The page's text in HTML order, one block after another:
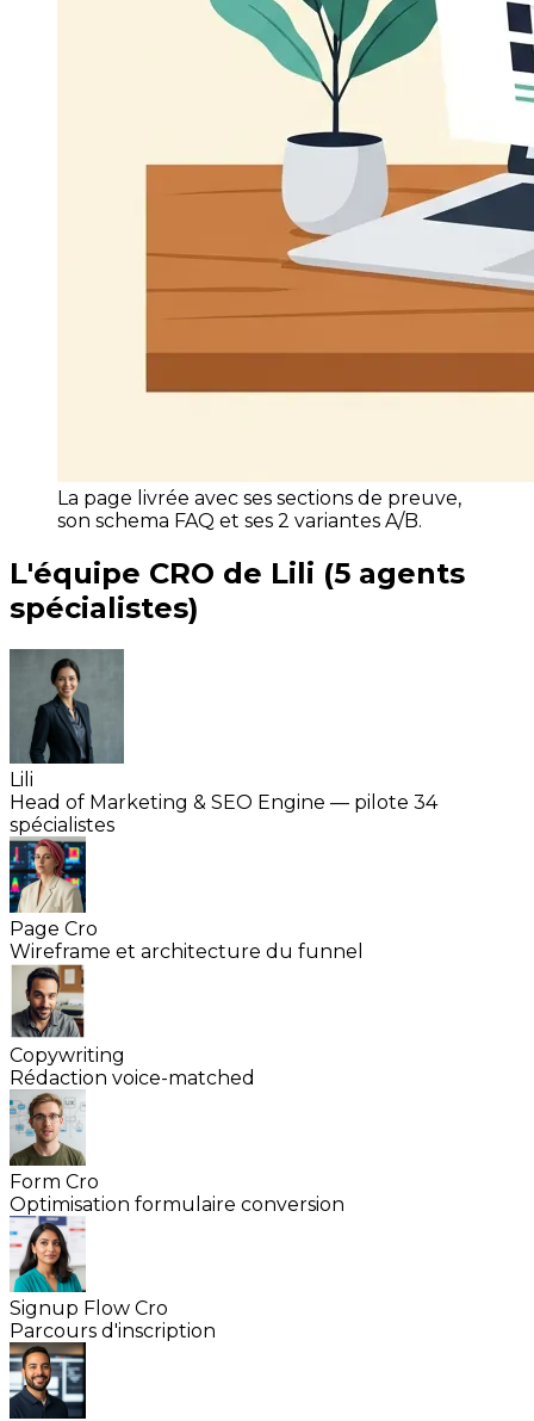
La page livrée avec ses sections de preuve,
son schema FAQ et ses 2 variantes A/B.
L'équipe CRO de Lili (5 agents
spécialistes)
Lili
Head of Marketing & SEO Engine — pilote 34
spécialistes
Page Cro
Wireframe et architecture du funnel
Copywriting
Rédaction voice-matched
Form Cro
Optimisation formulaire conversion
Signup Flow Cro
Parcours d'inscription